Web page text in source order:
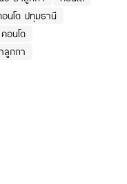
อนโด ปทุมธานี
อนโด
ลูกกา